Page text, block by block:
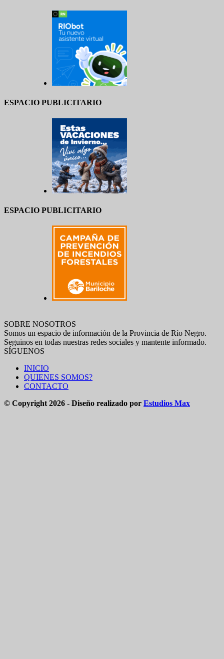
ESPACIO PUBLICITARIO
ESPACIO PUBLICITARIO
SOBRE NOSOTROS
Somos un espacio de información de la Provincia de Río Negro.
Seguinos en todas nuestras redes sociales y mantente informado.
SÍGUENOS
INICIO
QUIENES SOMOS?
CONTACTO
© Copyright 2026 - Diseño realizado por Estudios Max